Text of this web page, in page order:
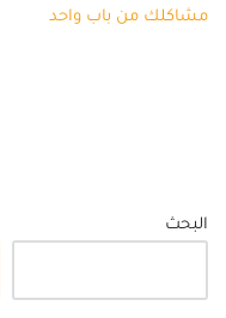
مشاكلك من باب واحد
البحث